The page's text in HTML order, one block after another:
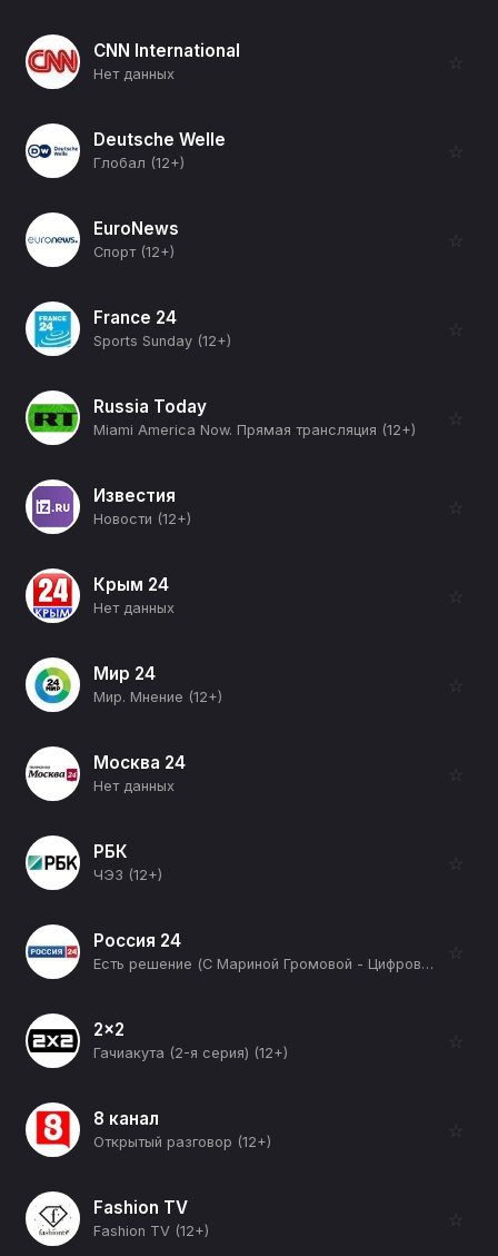
CNN International
Нет данных
☆
Deutsche Welle
Глобал (12+)
☆
EuroNews
Спорт (12+)
☆
France 24
Sports Sunday (12+)
☆
Russia Today
Miami America Now. Прямая трансляция (12+)
☆
Известия
Новости (12+)
☆
Крым 24
Нет данных
☆
Мир 24
Мир. Мнение (12+)
☆
Москва 24
Нет данных
☆
РБК
ЧЭЗ (12+)
☆
Россия 24
Есть решение (С Мариной Громовой - Цифровизация росреестра) (12+)
☆
2x2
Гачиакута (2-я серия) (12+)
☆
8 канал
Открытый разговор (12+)
☆
Fashion TV
Fashion TV (12+)
☆